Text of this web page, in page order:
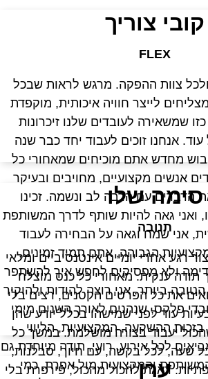
קובי צוריך
FLEX
צוות ההפקה. מרגש לראות שבכל
לייצר חוויה איכותית, מוקפדת
שמשאירה לעובדים שלנו זיכרונות
אנחנו זוכים לעבוד יחד כבר שנה
מחדש אתם מוכיחים שמאחורי כל
אנשים מקצועיים, מחויבים ובעיקר
הדברים עם הרבה לב ונשמה. זכינו
ואני גאה להיות שותף לדרך המשותפת
אני שמח וגאה על הבחירה לעבוד
הגבוהה, אתם תמיד זמינים,
ולא מפסיקים לחפש איך להשתפר
ביותר. אני רוצה להודות ולהוקיר
פלקס, שנהנים לאורך השנים מימי
בזכות ההשקעה, המקצועיות, הליווי
לכל אירוע. רועי, תודה מיוחדת גם
והמקצועית מול אפרת. כמי
סימה שלו
תנובה
רגע אחרי יומיים אינטנסיביים ומלאי
תודה ענקית. מאחורי כל כנס מוצלח
את כל הפרטים הקטנים, רצים בלי
עוד לפני שמישהו בכלל יודע שהן
יעבוד בצורה מושלמת. במשך כל
שעה, לכל בקשה, עם חיוך, סבלנות,
דאגת להכול מהכול, פירפרת בלי
ערן